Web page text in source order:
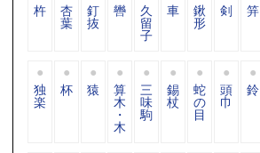
杵 杏
葉
釘
抜
轡 久
留
子
車 鍬
形
剣 笄
独
楽
杯 猿 算
木
・
木
三
味
駒
錫
杖
蛇
の
目
頭
巾
鈴